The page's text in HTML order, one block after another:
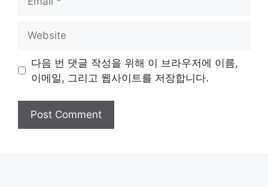
다음 번 댓글 작성을 위해 이 브라우저에 이름,
이메일, 그리고 웹사이트를 저장합니다.